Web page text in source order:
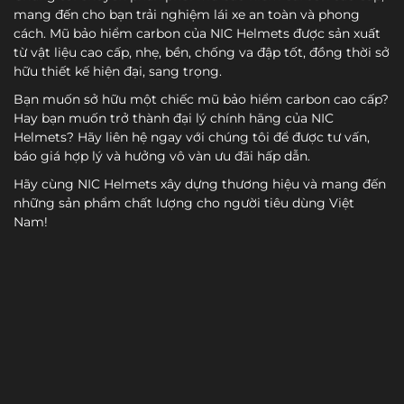
mang đến cho bạn trải nghiệm lái xe an toàn và phong
cách. Mũ bảo hiểm carbon của NIC Helmets được sản xuất
từ vật liệu cao cấp, nhẹ, bền, chống va đập tốt, đồng thời sở
hữu thiết kế hiện đại, sang trọng.
Bạn muốn sở hữu một chiếc mũ bảo hiểm carbon cao cấp?
Hay bạn muốn trở thành đại lý chính hãng của NIC
Helmets? Hãy liên hệ ngay với chúng tôi để được tư vấn,
báo giá hợp lý và hưởng vô vàn ưu đãi hấp dẫn.
Hãy cùng NIC Helmets xây dựng thương hiệu và mang đến
những sản phẩm chất lượng cho người tiêu dùng Việt
Nam!